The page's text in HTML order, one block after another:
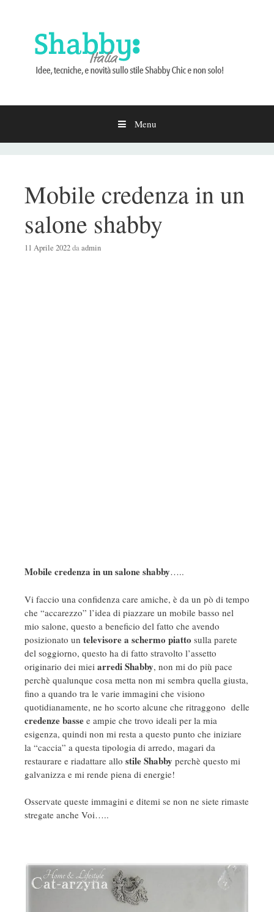
Menu
Mobile credenza in un
salone shabby
11 Aprile 2022daadmin
Mobile credenza in un salone shabby…..
Vi faccio una confidenza care amiche, è da un pò di tempo
che “accarezzo” l’idea di piazzare un mobile basso nel
mio salone, questo a beneficio del fatto che avendo
posizionato un televisore a schermo piatto sulla parete
del soggiorno, questo ha di fatto stravolto l’assetto
originario dei miei arredi Shabby, non mi do più pace
perchè qualunque cosa metta non mi sembra quella giusta,
fino a quando tra le varie immagini che visiono
quotidianamente, ne ho scorto alcune che ritraggono delle
credenze basse e ampie che trovo ideali per la mia
esigenza, quindi non mi resta a questo punto che iniziare
la “caccia” a questa tipologia di arredo, magari da
restaurare e riadattare allo stileShabby perchè questo mi
galvanizza e mi rende piena di energie!
Osservate queste immagini e ditemi se non ne siete rimaste
stregate anche Voi…..